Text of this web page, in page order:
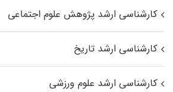
کارشناسی ارشد پژوهش علوم اجتماعی
کارشناسی ارشد تاریخ
کارشناسی ارشد علوم ورزشی